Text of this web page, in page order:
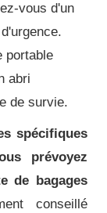
vous d'un
portable
abri
de survie.
spécifiques
prévoyez
de bagages
conseillé